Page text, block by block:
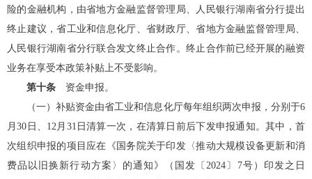
险的金融机构，由省地方金融监督管理局、人民银行湖南省分行提出
终止建议，省工业和信息化厅、省财政厅、省地方金融监督管理局、
人民银行湖南省分行联合发文终止合作。终止合作前已经开展的融资
业务在享受本政策补贴上不受影响。
第十条 资金申报。
（一）补贴资金由省工业和信息化厅每年组织两次申报，分别于6
月30日、12月31日清算一次，在清算日前后下发申报通知。其中，首
次组织申报的项目应在《国务院关于印发〈推动大规模设备更新和消
费品以旧换新行动方案〉的通知》（国发〔2024〕7号）印发之日